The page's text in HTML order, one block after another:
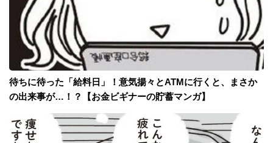
待ちに待った「給料日」！意気揚々とATMに行くと、まさか
の出来事が…！？【お金ビギナーの貯蓄マンガ】